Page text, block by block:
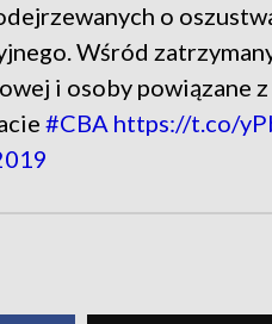
o
Wśród
i osoby powiązane
#CBA https://t.co/